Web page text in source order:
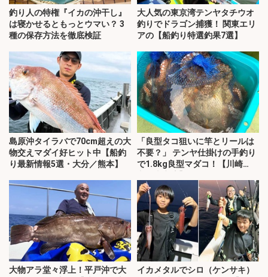
釣り人の特権『イカの沖干し』
は寝かせるともっとウマい？ 3
種の保存方法を徹底検証
大人気の東京湾テンヤタチウオ
釣りでドラゴン捕獲！ 関東エリ
アの【船釣り特選釣果7選】
島原沖タイラバで70cm超えの大
物交えマダイ好ヒット中【船釣
り最新情報5選・大分／熊本】
「良型タコ狙いに竿とリールは
不要？」 テンヤ仕掛けの手釣り
で1.8kg良型マダコ！【川崎
大物アラ堂々浮上！平戸沖で大
イカメタルでシロ（ケンサキ）